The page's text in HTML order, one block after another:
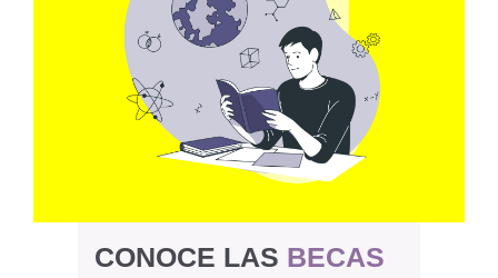
CONOCE LAS BECAS